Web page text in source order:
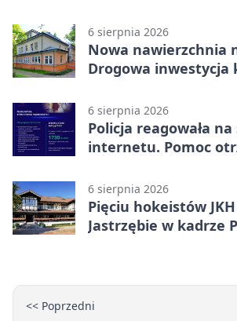
6 sierpnia 2026
Nowa nawierzchnia
Drogowa inwestycja
6 sierpnia 2026
Policja reagowała na
internetu. Pomoc
6 sierpnia 2026
Pięciu hokeistów JKH
Jastrzębie w kadrze
<< Poprzedni